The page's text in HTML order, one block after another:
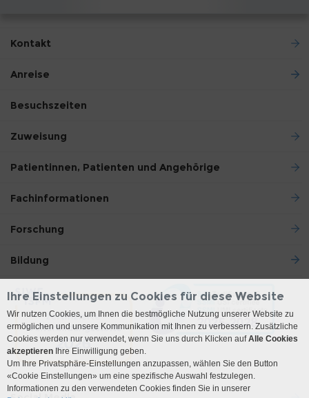
Kontakt
Anreise
Besuchszeiten
Zuweisung
Patientinnen, Patienten und Angehörige
Fachinformationen
Forschung
Bildung
Ihre Einstellungen zu Cookies für diese Website
Wir nutzen Cookies, um Ihnen die bestmögliche Nutzung unserer Website zu
ermöglichen und unsere Kommunikation mit Ihnen zu verbessern. Zusätzliche
Cookies werden nur verwendet, wenn Sie uns durch Klicken aufAlle Cookies
akzeptieren Ihre Einwilligung geben.
Um Ihre Privatsphäre-Einstellungen anzupassen, wählen Sie den Button
«Cookie Einstellungen» um eine spezifische Auswahl festzulegen.
Informationen zu den verwendeten Cookies finden Sie in unserer